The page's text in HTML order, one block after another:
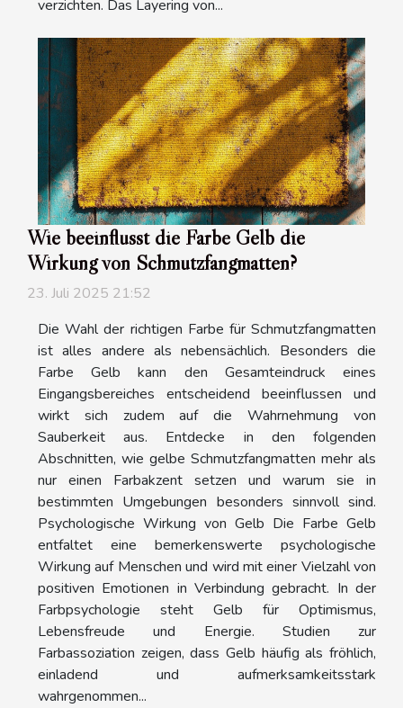
verzichten. Das Layering von...
Wie beeinflusst die Farbe Gelb die
Wirkung von Schmutzfangmatten?
23. Juli 2025 21:52
Die Wahl der richtigen Farbe für Schmutzfangmatten
ist alles andere als nebensächlich. Besonders die
Farbe Gelb kann den Gesamteindruck eines
Eingangsbereiches entscheidend beeinflussen und
wirkt sich zudem auf die Wahrnehmung von
Sauberkeit aus. Entdecke in den folgenden
Abschnitten, wie gelbe Schmutzfangmatten mehr als
nur einen Farbakzent setzen und warum sie in
bestimmten Umgebungen besonders sinnvoll sind.
Psychologische Wirkung von Gelb Die Farbe Gelb
entfaltet eine bemerkenswerte psychologische
Wirkung auf Menschen und wird mit einer Vielzahl von
positiven Emotionen in Verbindung gebracht. In der
Farbpsychologie steht Gelb für Optimismus,
Lebensfreude und Energie. Studien zur
Farbassoziation zeigen, dass Gelb häufig als fröhlich,
einladend und aufmerksamkeitsstark
wahrgenommen...